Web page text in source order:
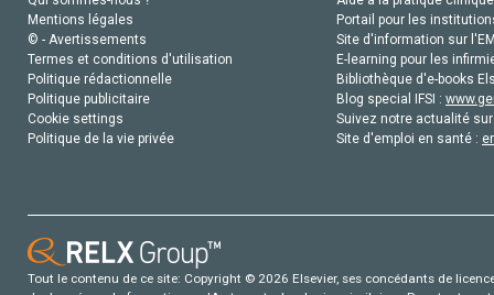
Mentions légales
© - Avertissements
Termes et conditions d'utilisation
Politique rédactionnelle
Politique publicitaire
Cookie settings
Politique de la vie privée
Portail pour les
Site d'information sur
E-learning pour les
Bibliothèque d'e-books
Blog special IFSI :
Suivez notre actualité
Site d'emploi en santé :
Tout le contenu de ce site: Copyright © 2026 Elsevier, ses concédants de